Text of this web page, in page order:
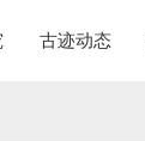
古迹动态